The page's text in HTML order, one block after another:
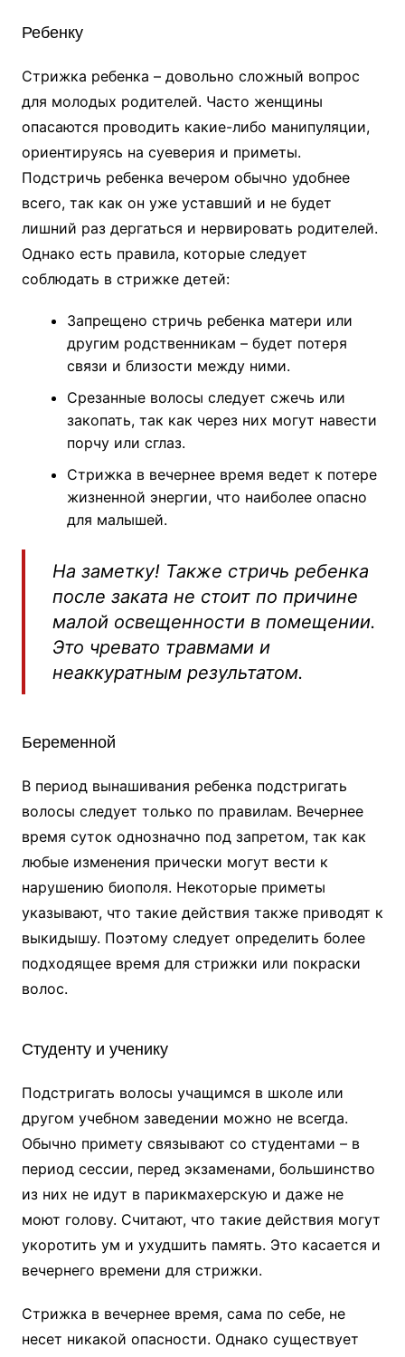
Ребенку
Стрижка ребенка – довольно сложный вопрос
для молодых родителей. Часто женщины
опасаются проводить какие-либо манипуляции,
ориентируясь на суеверия и приметы.
Подстричь ребенка вечером обычно удобнее
всего, так как он уже уставший и не будет
лишний раз дергаться и нервировать родителей.
Однако есть правила, которые следует
соблюдать в стрижке детей:
Запрещено стричь ребенка матери или
другим родственникам – будет потеря
связи и близости между ними.
Срезанные волосы следует сжечь или
закопать, так как через них могут навести
порчу или сглаз.
Стрижка в вечернее время ведет к потере
жизненной энергии, что наиболее опасно
для малышей.
На заметку! Также стричь ребенка
после заката не стоит по причине
малой освещенности в помещении.
Это чревато травмами и
неаккуратным результатом.
Беременной
В период вынашивания ребенка подстригать
волосы следует только по правилам. Вечернее
время суток однозначно под запретом, так как
любые изменения прически могут вести к
нарушению биополя. Некоторые приметы
указывают, что такие действия также приводят к
выкидышу. Поэтому следует определить более
подходящее время для стрижки или покраски
волос.
Студенту и ученику
Подстригать волосы учащимся в школе или
другом учебном заведении можно не всегда.
Обычно примету связывают со студентами – в
период сессии, перед экзаменами, большинство
из них не идут в парикмахерскую и даже не
моют голову. Считают, что такие действия могут
укоротить ум и ухудшить память. Это касается и
вечернего времени для стрижки.
Стрижка в вечернее время, сама по себе, не
несет никакой опасности. Однако существует